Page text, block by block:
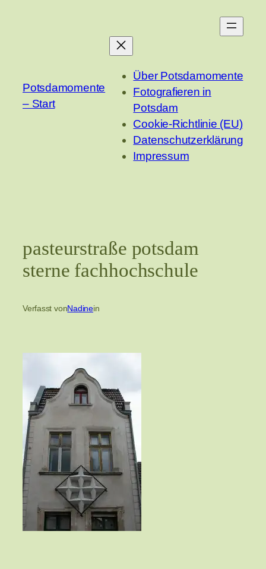
Potsdamomente
– Start
Über Potsdamomente
Fotografieren in
Potsdam
Cookie-Richtlinie (EU)
Datenschutzerklärung
Impressum
pasteurstraße potsdam
sterne fachhochschule
Verfasst vonNadinein